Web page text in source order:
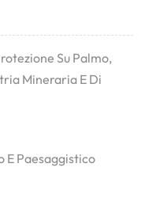
Su Palmo,
Mineraria E Di
E Paesaggistico